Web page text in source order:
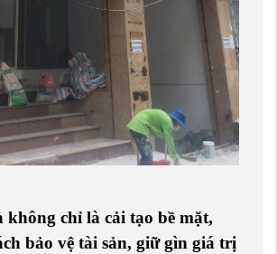
không chỉ là cải tạo bề mặt,
bảo vệ tài sản, giữ gìn giá trị